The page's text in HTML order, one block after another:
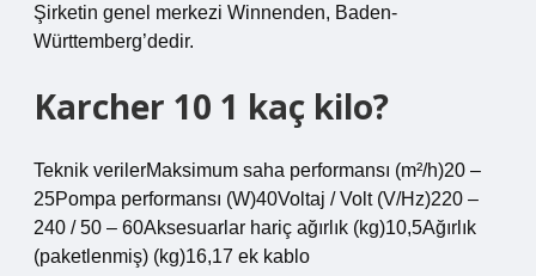
Şirketin genel merkezi Winnenden, Baden-
Württemberg’dedir.
Karcher 10 1 kaç kilo?
Teknik verilerMaksimum saha performansı (m²/h)20 –
25Pompa performansı (W)40Voltaj / Volt (V/Hz)220 –
240 / 50 – 60Aksesuarlar hariç ağırlık (kg)10,5Ağırlık
(paketlenmiş) (kg)16,17 ek kablo